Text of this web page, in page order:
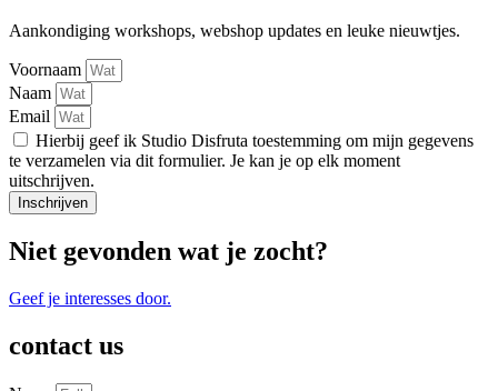
Aankondiging workshops, webshop updates en leuke nieuwtjes.
Voornaam
Naam
Email
Hierbij geef ik Studio Disfruta toestemming om mijn gegevens
te verzamelen via dit formulier. Je kan je op elk moment
uitschrijven.
Inschrijven
Niet gevonden wat je zocht?
Geef je interesses door.
contact us